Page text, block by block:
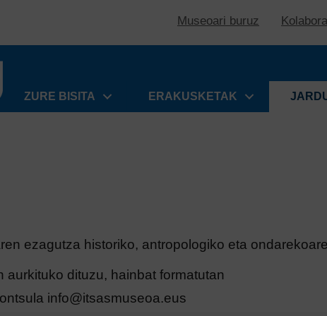
Museoari buruz
ZURE BISITA
ERAKUSKETAK
ezagutza historiko, antropologiko eta
dituzu, hainbat formatutan
info@itsasmuseoa.eus